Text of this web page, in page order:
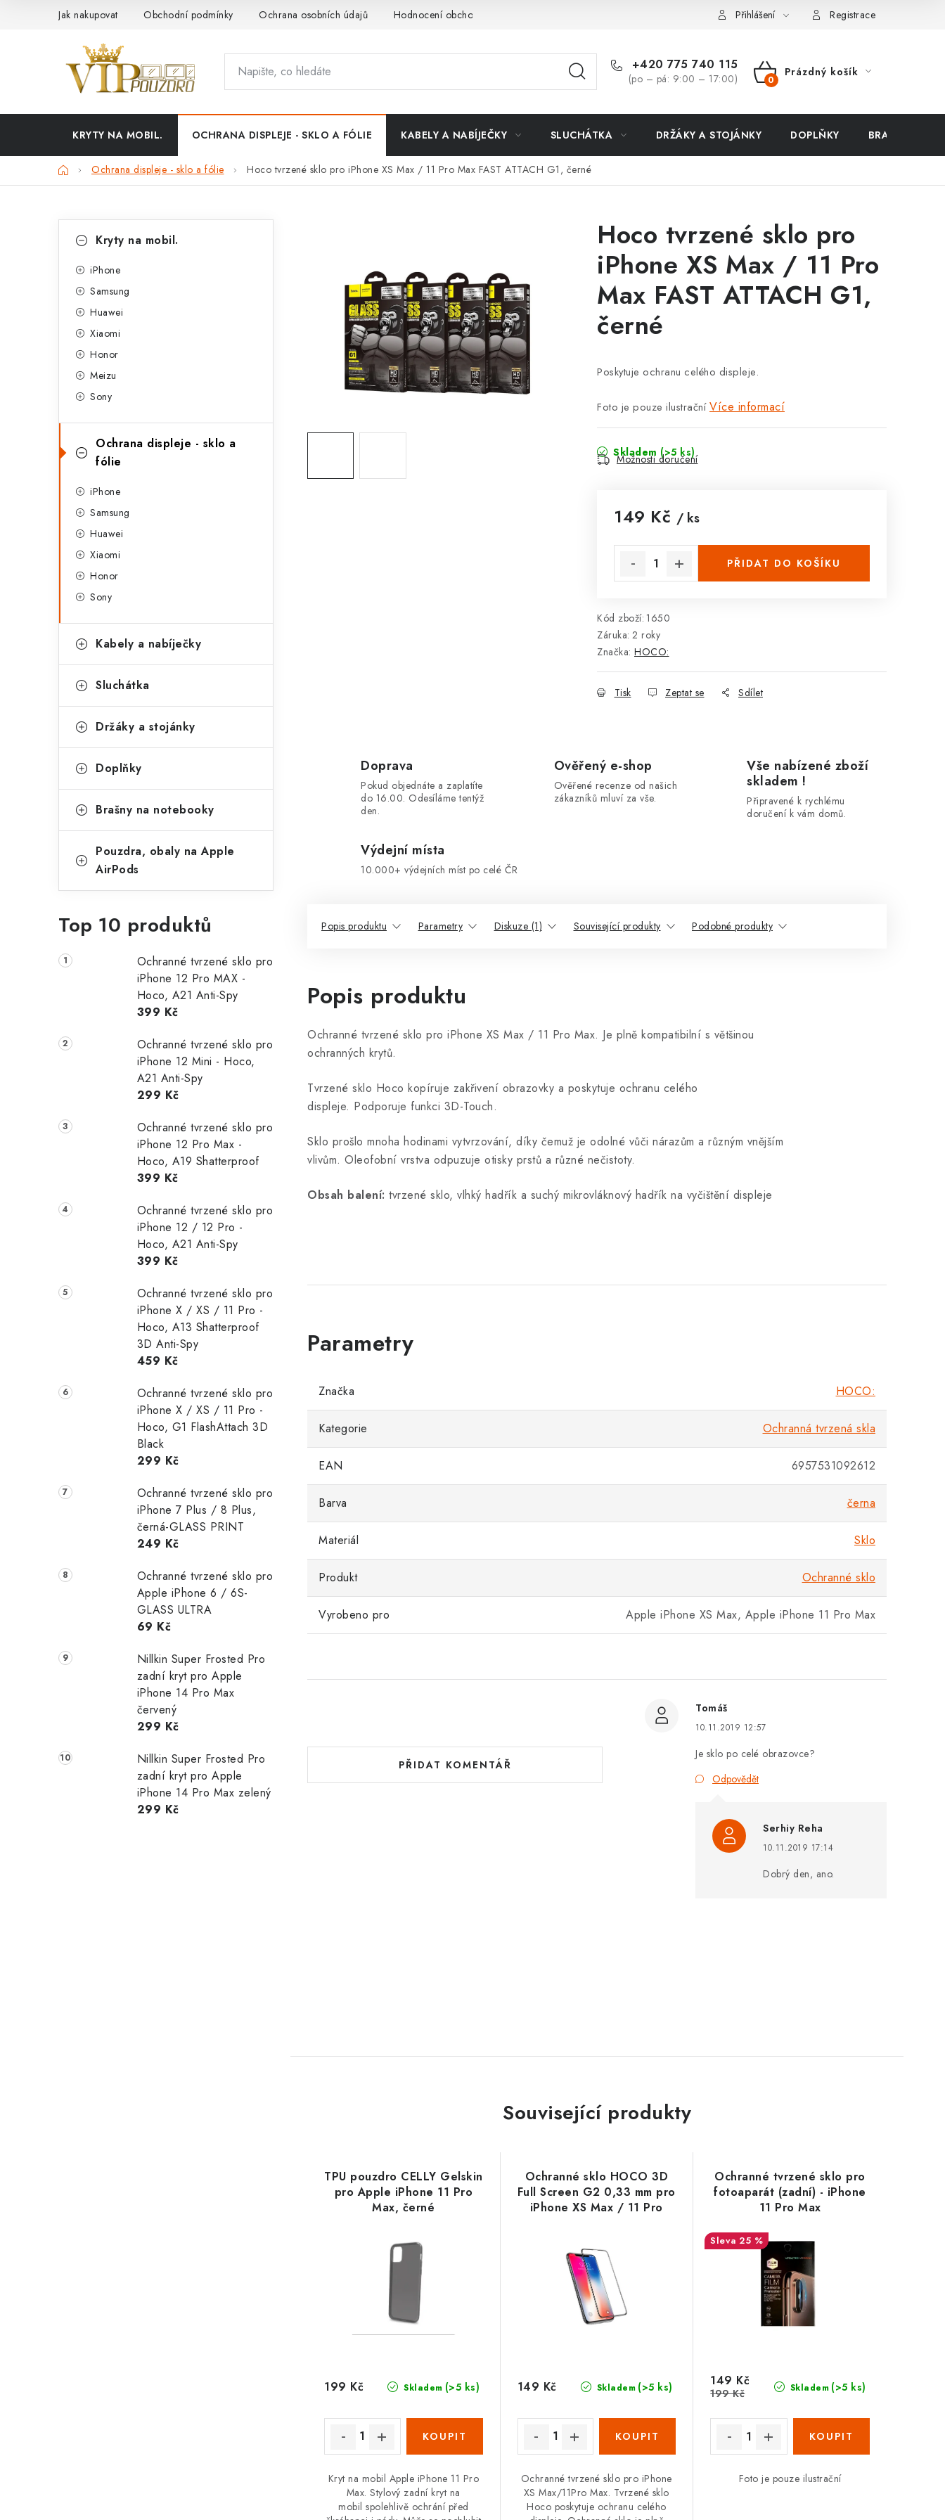
Jak nakupovat Obchodní podmínky Ochrana osobních údajů Hodnocení obchodu Vrácení zboží a reklamace Přihlášení Registrace
+420 775 740 115
(po – pá: 9:00 – 17:00)
NÁKUPNÍ
Prázdný košík
KRYTY NA MOBIL. OCHRANA DISPLEJE - SKLO A FÓLIE KABELY A NABÍJEČKY SLUCHÁTKA DRŽÁKY A STOJÁNKY DOPLŇKY BRAŠNY NA
DomůOchrana displeje - sklo a fólie Hoco tvrzené sklo pro iPhone XS Max / 11 Pro Max FAST ATTACH G1, černé
n
í
kategorie
e
Kryty na mobil.
iPhone
Samsung
Huawei
Xiaomi
Honor
Meizu
Sony
Ochrana displeje - sklo a
fólie
iPhone
Samsung
Huawei
Xiaomi
Honor
Sony
Kabely a nabíječky
Sluchátka
Držáky a stojánky
Doplňky
Brašny na notebooky
Pouzdra, obaly na Apple
AirPods
Top 10 produktů
Ochranné tvrzené sklo pro
iPhone 12 Pro MAX -
Hoco, A21 Anti-Spy
399 Kč
Ochranné tvrzené sklo pro
iPhone 12 Mini - Hoco,
A21 Anti-Spy
299 Kč
Ochranné tvrzené sklo pro
iPhone 12 Pro Max -
Hoco, A19 Shatterproof
399 Kč
Ochranné tvrzené sklo pro
iPhone 12 / 12 Pro -
Hoco, A21 Anti-Spy
399 Kč
Ochranné tvrzené sklo pro
iPhone X / XS / 11 Pro -
Hoco, A13 Shatterproof
3D Anti-Spy
459 Kč
Ochranné tvrzené sklo pro
iPhone X / XS / 11 Pro -
Hoco, G1 FlashAttach 3D
Black
299 Kč
Ochranné tvrzené sklo pro
iPhone 7 Plus / 8 Plus,
černá-GLASS PRINT
249 Kč
Ochranné tvrzené sklo pro
Apple iPhone 6 / 6S-
GLASS ULTRA
69 Kč
Nillkin Super Frosted Pro
zadní kryt pro Apple
iPhone 14 Pro Max
červený
299 Kč
Nillkin Super Frosted Pro
zadní kryt pro Apple
iPhone 14 Pro Max zelený
299 Kč
Hoco tvrzené sklo pro
iPhone XS Max / 11 Pro
Max FAST ATTACH G1,
černé
Poskytuje ochranu celého displeje.
Foto je pouze ilustrační Více informací
Skladem (>5 ks)
Možnosti doručení
149 Kč / ks
PŘIDAT DO KOŠÍKU
Kód zboží: 1650
Záruka: 2 roky
Značka: HOCO:
Tisk Zeptat se Sdílet
Doprava
Pokud objednáte a zaplatíte
do 16.00. Odesíláme tentýž
den.
Ověřený e-shop
Ověřené recenze od našich
zákazníků mluví za vše.
Vše nabízené zboží
skladem !
Připravené k rychlému
doručení k vám domů.
Výdejní místa
10.000+ výdejních míst po celé ČR
Popis produktu Parametry Diskuze (1) Související produkty Podobné produkty
Popis produktu
Ochranné tvrzené sklo pro iPhone XS Max / 11 Pro Max. Je plně kompatibilní s většinou
ochranných krytů.
Tvrzené sklo Hoco kopíruje zakřivení obrazovky a poskytuje ochranu celého
displeje. Podporuje funkci 3D-Touch.
Sklo prošlo mnoha hodinami vytvrzování, díky čemuž je odolné vůči nárazům a různým vnějším
vlivům. Oleofobní vrstva odpuzuje otisky prstů a různé nečistoty.
Obsah balení: tvrzené sklo, vlhký hadřík a suchý mikrovláknový hadřík na vyčištění displeje
Značka HOCO:
Kategorie Ochranná tvrzená skla
EAN 6957531092612
Barva černa
Materiál Sklo
Produkt Ochranné sklo
Vyrobeno pro Apple iPhone XS Max, Apple iPhone 11 Pro Max
PŘIDAT KOMENTÁŘ
í
Tomáš
10.11.2019 12:57
Je sklo po celé obrazovce?
Odpovědět
Serhiy Reha
10.11.2019 17:14
Dobrý den, ano.
Související produkty
TPU pouzdro CELLY Gelskin
pro Apple iPhone 11 Pro
Max, černé
Skladem (>5 ks)
199 Kč
Kryt na mobil Apple iPhone 11 Pro
Max. Stylový zadní kryt na
mobil spolehlivě ochrání před
Ochranné sklo HOCO 3D
Full Screen G2 0,33 mm pro
iPhone XS Max / 11 Pro
Skladem (>5 ks)
149 Kč
Ochranné tvrzené sklo pro iPhone
XS Max/11Pro Max. Tvrzené sklo
Hoco poskytuje ochranu celého
Ochranné tvrzené sklo pro
fotoaparát (zadní) - iPhone
11 Pro Max
25 %
Skladem (>5 ks)
149 Kč
199 Kč
Foto je pouze ilustrační